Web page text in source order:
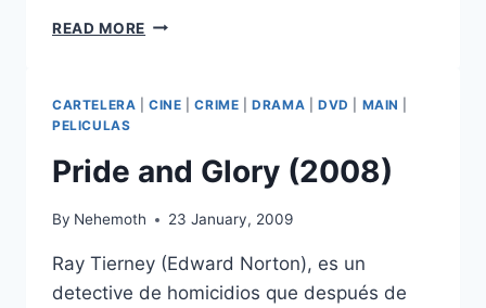
READ MORE DUPLICITY
CARTELERA |CINE |CRIME |DRAMA DVD MAIN
PELICULAS
Pride and Glory (2008)
By Nehemoth 23 January, 2009
Ray Tierney (Edward Norton), es un
detective de homicidios que después de